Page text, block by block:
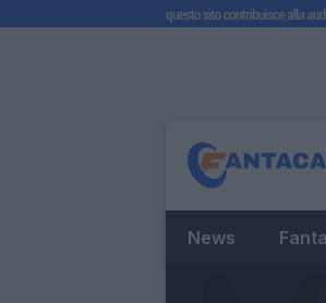
News